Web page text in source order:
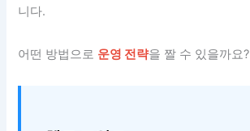
니다.
어떤 방법으로 운영 전략을 짤 수 있을까요?